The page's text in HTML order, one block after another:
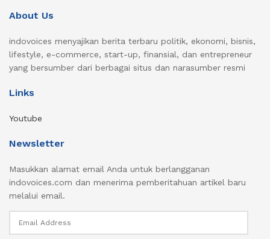
About Us
indovoices menyajikan berita terbaru politik, ekonomi, bisnis,
lifestyle, e-commerce, start-up, finansial, dan entrepreneur
yang bersumber dari berbagai situs dan narasumber resmi
Links
Youtube
Newsletter
Masukkan alamat email Anda untuk berlangganan
indovoices.com dan menerima pemberitahuan artikel baru
melalui email.